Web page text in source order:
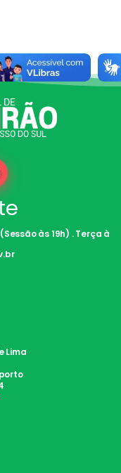
às 19h) . Terça à
Lima